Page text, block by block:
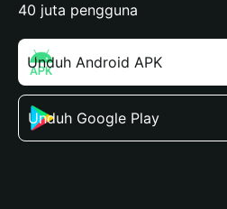
40 juta pengguna
Unduh Android APK
Unduh Google Play